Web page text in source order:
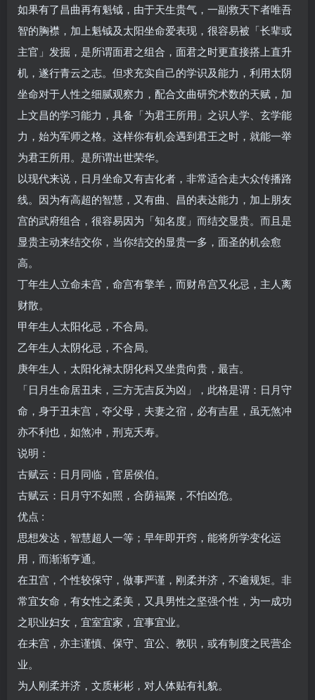
如果有了昌曲再有魁钺，由于天生贵气，一副救天下者唯吾
智的胸襟，加上魁钺及太阳坐命爱表现，很容易被「长辈或
主官」发掘，是所谓面君之组合，面君之时更直接搭上直升
机，遂行青云之志。但求充实自己的学识及能力，利用太阴
坐命对于人性之细腻观察力，配合文曲研究术数的天赋，加
上文昌的学习能力，具备「为君王所用」之识人学、玄学能
力，始为军师之格。这样你有机会遇到君王之时，就能一举
为君王所用。是所谓出世荣华。
以现代来说，日月坐命又有吉化者，非常适合走大众传播路
线。因为有高超的智慧，又有曲、昌的表达能力，加上朋友
宫的武府组合，很容易因为「知名度」而结交显贵。而且是
显贵主动来结交你，当你结交的显贵一多，面圣的机会愈
高。
丁年生人立命未宫，命宫有擎羊，而财帛宫又化忌，主人离
财散。
甲年生人太阳化忌，不合局。
乙年生人太阴化忌，不合局。
庚年生人，太阳化禄太阴化科又坐贵向贵，最吉。
「日月生命居丑未，三方无吉反为凶」，此格是谓：日月守
命，身于丑未宫，夺父母，夫妻之宿，必有吉星，虽无煞冲
亦不利也，如煞冲，刑克夭寿。
说明：
古赋云：日月同临，官居侯伯。
古赋云：日月守不如照，合荫福聚，不怕凶危。
优点 :
思想发达，智慧超人一等；早年即开窍，能将所学变化运
用，而渐渐亨通。
在丑宫，个性较保守，做事严谨，刚柔并济，不逾规矩。非
常宜女命，有女性之柔美，又具男性之坚强个性，为一成功
之职业妇女，宜室宜家，宜事宜业。
在未宫，亦主谨慎、保守、宜公、教职，或有制度之民营企
业。
为人刚柔并济，文质彬彬，对人体贴有礼貌。